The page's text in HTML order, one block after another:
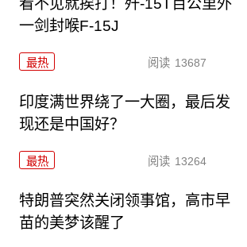
看不见就挨打！歼-15T百公里外
一剑封喉F-15J
最热 阅读 13687
印度满世界绕了一大圈，最后发
现还是中国好？
最热 阅读 13264
特朗普突然关闭领事馆，高市早
苗的美梦该醒了